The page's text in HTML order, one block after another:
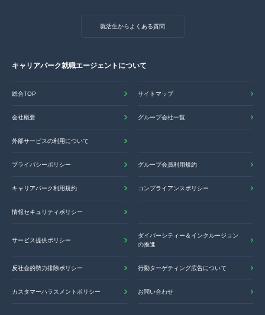
就活生からよくある質問
キャリアパーク就職エージェントについて
総合TOP サイトマップ
会社概要 グループ会社一覧
外部サービスの利用について
プライバシーポリシー グループ会員利用規約
キャリアパーク利用規約 コンプライアンスポリシー
情報セキュリティポリシー
サービス提供ポリシー
ダイバーシティー＆インクルージョン
の推進
反社会的勢力排除ポリシー 行動ターゲティング広告について
カスタマーハラスメントポリシー お問い合わせ